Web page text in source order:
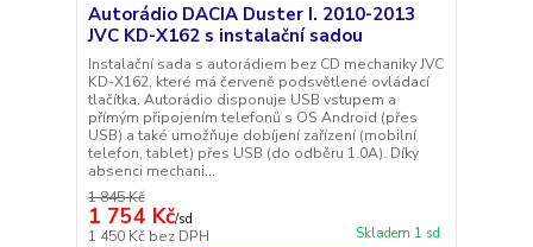
Autorádio DACIA Duster I. 2010-2013
JVC KD-X162 s instalační sadou
Instalační sada s autorádiem bez CD mechaniky JVC
KD-X162, které má červeně podsvětlené ovládací
tlačítka. Autorádio disponuje USB vstupem a
přímým připojením telefonů s OS Android (přes
USB) a také umožňuje dobíjení zařízení (mobilní
telefon, tablet) přes USB (do odběru 1.0A). Díky
absenci mechani...
1 845 Kč
1 754 Kč/sd
1 450 Kč bez DPH Skladem 1 sd